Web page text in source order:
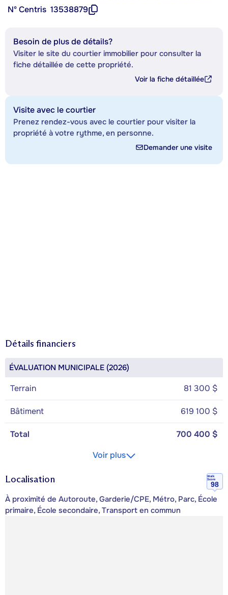
Nº Centris 13538879
Besoin de plus de détails?
Visiter le site du courtier immobilier pour consulter la
fiche détaillée de cette propriété.
Voir la fiche détaillée
Visite avec le courtier
Prenez rendez-vous avec le courtier pour visiter la
propriété à votre rythme, en personne.
Demander une visite
Détails financiers
ÉVALUATION MUNICIPALE (2026)
Terrain 81 300 $
Bâtiment 619 100 $
Total
700 400 $
Voir plus
Localisation
Walk
Score
98
À proximité de Autoroute, Garderie/CPE, Métro, Parc, École
primaire, École secondaire, Transport en commun